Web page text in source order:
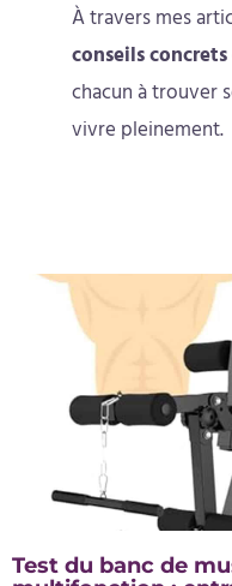
À travers mes
conseils
chacun à trouver
vivre pleinement.
Test du banc de